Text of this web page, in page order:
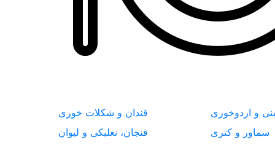
قندان و شکلات خوری و اردوخوری
فنجان، نعلبکی و لیوان
سماور و کتری